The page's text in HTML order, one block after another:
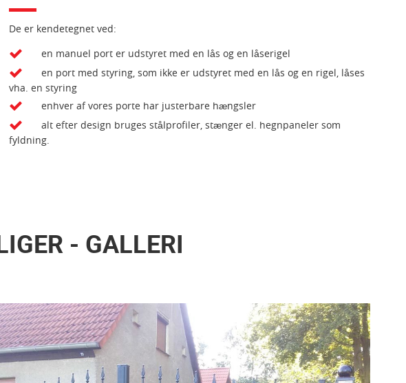
De er kendetegnet ved:
en manuel port er udstyret med en lås og en låserigel
en port med styring, som ikke er udstyret med en lås og en rigel, låses
vha. en styring
enhver af vores porte har justerbare hængsler
alt efter design bruges stålprofiler, stænger el. hegnpaneler som
fyldning.
- GALLERI